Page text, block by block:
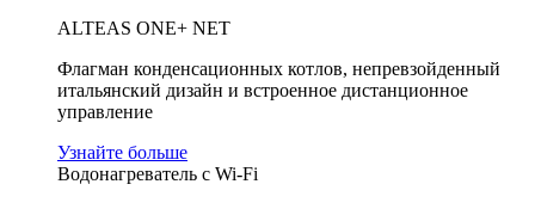
ALTEAS ONE+ NET
Флагман конденсационных котлов, непревзойденный
итальянский дизайн и встроенное дистанционное
управление
Узнайте больше
Водонагреватель с Wi-Fi